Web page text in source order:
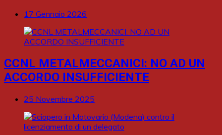
17 Gennaio 2026
CCNL METALMECCANICI: NO AD UN
ACCORDO INSUFFICIENTE
25 Novembre 2025